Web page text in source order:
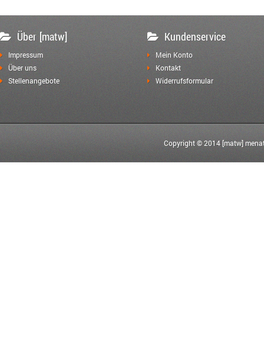
Über [matw]
Impressum
Über uns
Stellenangebote
Kundenservice
Mein Konto
Kontakt
Widerrufsformular
Copyright © 2014 [matw]